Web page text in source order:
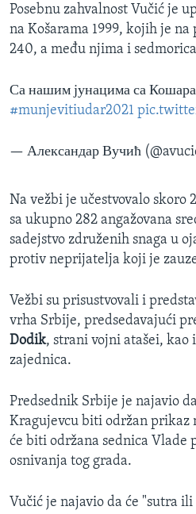
Posebnu zahvalnost Vučić je
na Košarama 1999, kojih je na
240, a među njima i
Са нашим јунацима са
#munjevitiudar2021
— Александар Вучић
Na vežbi je učestvovalo skoro
sa ukupno 282 angažovana
sadejstvo združenih snaga u
protiv neprijatelja koji je
Vežbi su prisustvovali i
vrha Srbije, predsedavajući
Dodik, strani vojni atašei, kao
zajednica.
Predsednik Srbije je najavio
Kragujevcu biti održan prikaz
će biti održana sednica Vlade
osnivanja tog grada.
Vučić je najavio da će "sutra